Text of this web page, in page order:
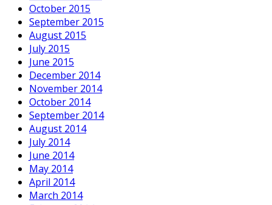
October 2015
September 2015
August 2015
July 2015
June 2015
December 2014
November 2014
October 2014
September 2014
August 2014
July 2014
June 2014
May 2014
April 2014
March 2014